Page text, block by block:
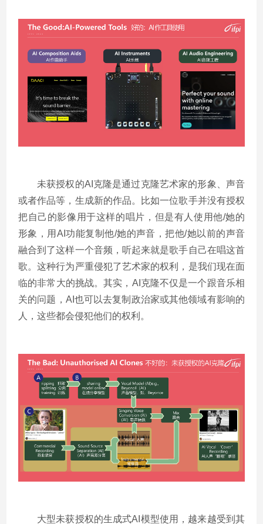
未获授权的AI克隆是通过克隆艺术家的形象、声音
或者作品等，生成新的作品。比如一位歌手并没有授权
把自己的影像用于这样的唱片，但是有人使用他/她的
形象，用AI功能复制他/她的声音，把他/她以前的声音
融合到了这样一个音频，听起来就是歌手自己在唱这首
歌。这种行为严重侵犯了艺术家的权利，是我们现在面
临的非常大的挑战。其实，AI克隆不仅是一个跟音乐相
关的问题，AI也可以去复制政治家或其他领域有影响的
人，这些都会侵犯他们的权利。
大型未获授权的生成式AI模型使用，越来越受到其